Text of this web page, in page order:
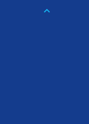
keyboard_arrow_down